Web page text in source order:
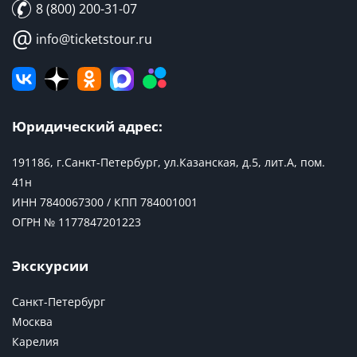
8 (800) 200-31-07
@ info@ticketstour.ru
Юридический адрес:
191186, г.Санкт-Петербург, ул.Казанская, д.5, лит.А, пом.
41н
ИНН 7840067300 / КПП 784001001
ОГРН № 1177847201223
Экскурсии
Санкт-Петербург
Москва
Карелия